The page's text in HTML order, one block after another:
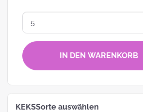
IN DEN WARENKORB
KEKSSorte auswählen